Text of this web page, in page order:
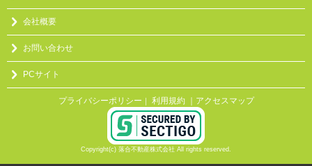
会社概要
お問い合わせ
PCサイト
プライバシーポリシー ｜ 利用規約 ｜アクセスマップ
Copyright(c) 落合不動産株式会社 All rights reserved.